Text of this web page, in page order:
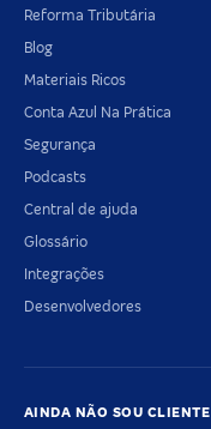
Reforma Tributária
Blog
Materiais Ricos
Conta Azul Na Prática
Segurança
Podcasts
Central de ajuda
Glossário
Integrações
Desenvolvedores
AINDA NÃO SOU CLIENTE